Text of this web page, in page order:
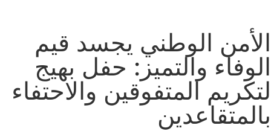
الأمن الوطني يجسد قيم
الوفاء والتميز: حفل بهيج
لتكريم المتفوقين والاحتفاء
بالمتقاعدين